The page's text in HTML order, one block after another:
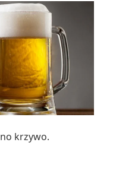
krzywo.